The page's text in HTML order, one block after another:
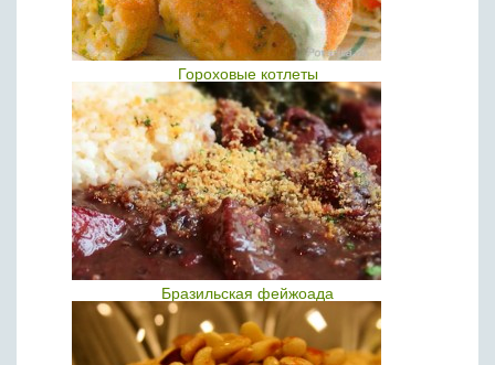
Гороховые котлеты
Бразильская фейжоада